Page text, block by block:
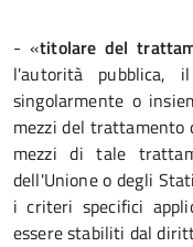
- «titolare del
l'autorità pubblica,
singolarmente o
mezzi del trattamento
mezzi di tale
dell'Unione o degli
i criteri specifici
essere stabiliti dal